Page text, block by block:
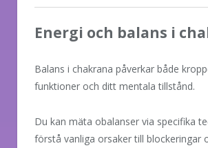
Energi och balans i
Balans i chakrana påverkar både
funktioner och ditt mentala tillstånd.
Du kan mäta obalanser via specifika
förstå vanliga orsaker till blockeringar